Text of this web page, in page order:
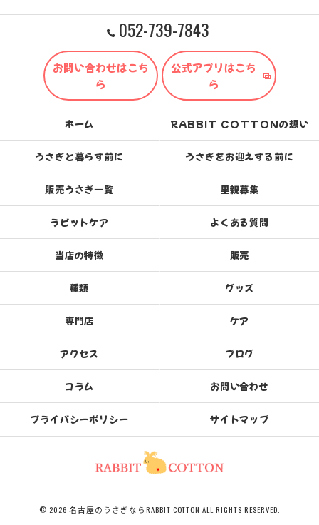
052-739-7843
お問い合わせはこち
ら
公式アプリはこち
ら
ホーム RABBIT COTTONの想い
うさぎと暮らす前に うさぎをお迎えする前に
販売うさぎ一覧 里親募集
ラビットケア よくある質問
当店の特徴 販売
種類 グッズ
専門店 ケア
アクセス ブログ
コラム お問い合わせ
プライバシーポリシー サイトマップ
© 2026 名古屋のうさぎならRABBIT COTTON ALL RIGHTS RESERVED.